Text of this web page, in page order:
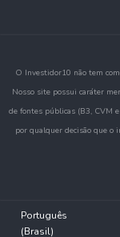
O Investidor10 não tem
Nosso site possui caráter
de fontes públicas (B3, CVM
por qualquer decisão que o
Português
(Brasil)